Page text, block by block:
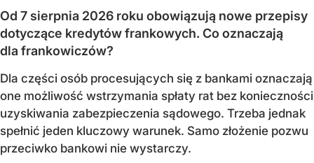
Od 7 sierpnia 2026 roku obowiązują nowe przepisy
dotyczące kredytów frankowych. Co oznaczają
dla frankowiczów?
Dla części osób procesujących się z bankami oznaczają
one możliwość wstrzymania spłaty rat bez konieczności
uzyskiwania zabezpieczenia sądowego. Trzeba jednak
spełnić jeden kluczowy warunek. Samo złożenie pozwu
przeciwko bankowi nie wystarczy.